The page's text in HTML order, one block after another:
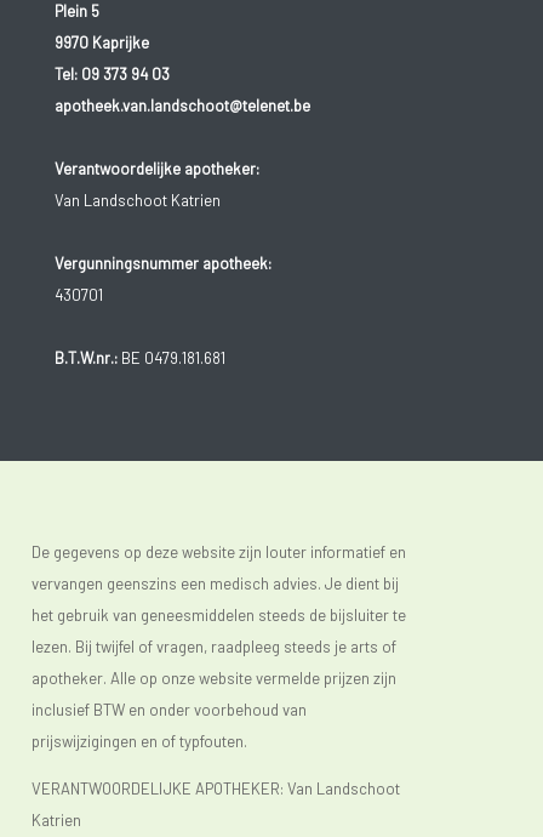
Plein 5
9970 Kaprijke
Tel: 09 373 94 03
apotheek.van.landschoot@telenet.be
Verantwoordelijke apotheker:
Van Landschoot Katrien
Vergunningsnummer apotheek:
430701
B.T.W.nr.:BE 0479.181.681
De gegevens op deze website zijn louter informatief en
vervangen geenszins een medisch advies. Je dient bij
het gebruik van geneesmiddelen steeds de bijsluiter te
lezen. Bij twijfel of vragen, raadpleeg steeds je arts of
apotheker. Alle op onze website vermelde prijzen zijn
inclusief BTW en onder voorbehoud van
prijswijzigingen en of typfouten.
VERANTWOORDELIJKE APOTHEKER: Van Landschoot
Katrien